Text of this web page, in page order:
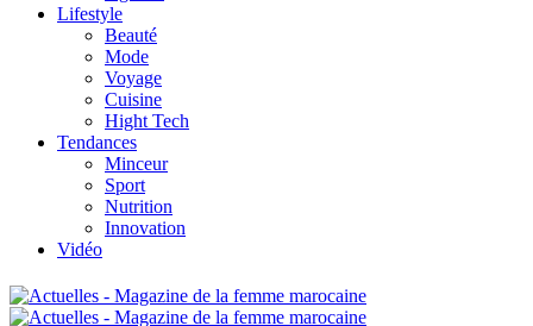
Lifestyle
Beauté
Mode
Voyage
Cuisine
Hight Tech
Tendances
Minceur
Sport
Nutrition
Innovation
Vidéo